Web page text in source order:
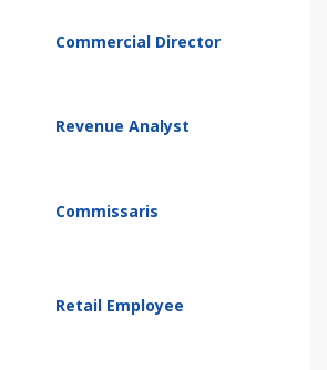
Commercial Director
Revenue Analyst
Commissaris
Retail Employee